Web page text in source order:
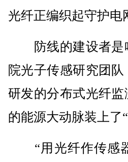
光纤正编织起守护电
防线的建设者是
院光子传感研究团
研发的分布式光纤
的能源大动脉装上了“
“用光纤作传感